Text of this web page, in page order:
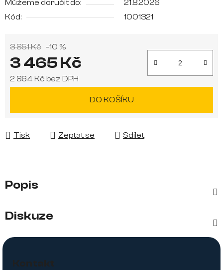
Můžeme doručit do:
21.8.2026
Kód:
1001321
3 851 Kč –10 %
3 465 Kč
2 864 Kč bez DPH
DO KOŠÍKU
Tisk Zeptat se Sdílet
Popis
Diskuze
Z
Kontakt